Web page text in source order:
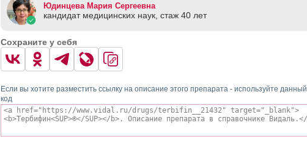
Юдинцева Мария Сергеевна
кандидат медицинских наук, стаж 40 лет
Сохраните у себя
Если вы хотите разместить ссылку на описание этого препарата - используйте данный
код